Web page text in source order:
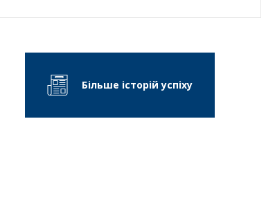
Більше історій успіху